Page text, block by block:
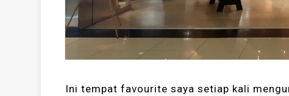
Ini tempat favourite saya setiap kali